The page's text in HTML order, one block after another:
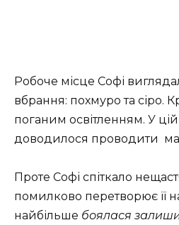
Робоче місце Софі
вбрання: похмуро та сіро.
поганим освітленням. У цій
доводилося проводити
Проте Софі спіткало
помилково перетворює її
найбільше боялася